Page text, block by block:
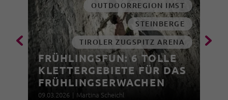
OUTDOORREGION IMST
STEINBERGE
TIROLER ZUGSPITZ ARENA
FRÜHLINGSFUN: 6 TOLLE
KLETTERGEBIETE FÜR DAS
FRÜHLINGSERWACHEN
09.03.2026 | Martina Scheichl